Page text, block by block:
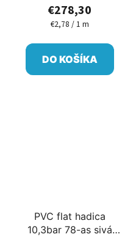
€278,30
Jednotková
€2,78 / 1 m
DO KOŠÍKA
PVC flat hadica
10,3bar 78-as sivá